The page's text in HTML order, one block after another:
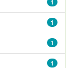
1
1
1